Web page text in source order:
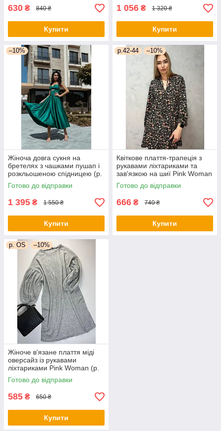
630 ₴ 840 ₴
Купити
1 056 ₴ 1 320 ₴
Купити
–10%
Жіноча довга сукня на
бретелях з чашками пушап і
розкльошеною спідницею (р.
44) 66py6043Qr
Готово до відправки
1 395 ₴ 1 550 ₴
Купити
р.42-44 –10%
Квіткове плаття-трапеція з
рукавами ліхтариками та
зав'язкою на шиї Pink Woman
(р. 42-44) 1035205r
Готово до відправки
666 ₴ 740 ₴
Купити
р. OS –10%
Жіноче в'язане плаття міді
оверсайз із рукавами
ліхтариками Pink Woman (р.
OS) 1035266r
Готово до відправки
585 ₴ 650 ₴
Купити